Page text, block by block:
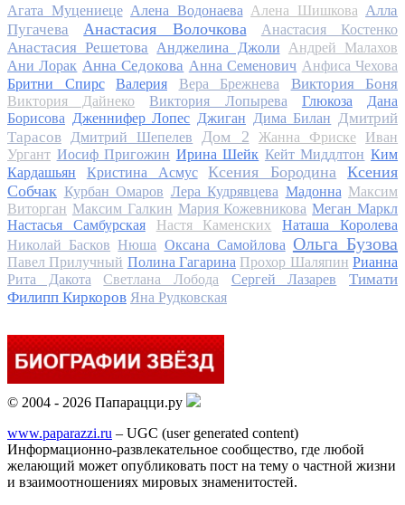
Агата Муцениеце Алена Водонаева Алена Шишкова Алла
Пугачева
Анастасия Волочкова Анастасия Костенко
Анастасия Решетова Анджелина Джоли
Андрей Малахов
Ани Лорак Анна Седокова Анна Семенович Анфиса Чехова
Бритни Спирс
Валерия Вера Брежнева Виктория Боня
Виктория Дайнеко Виктория Лопырева Глюкоза
Дана
Борисова Дженнифер Лопес Джиган Дима Билан Дмитрий
Тарасов
Дмитрий Шепелев Дом 2 Жанна Фриске
Иван
Ургант Иосиф Пригожин Ирина Шейк Кейт Миддлтон Ким
Кардашьян
Кристина Асмус Ксения Бородина
Ксения
Собчак Курбан Омаров Лера Кудрявцева Мадонна Максим
Виторган Максим Галкин Мария Кожевникова Меган Маркл
Настасья Самбурская
Настя Каменских
Наташа Королева
Николай Басков Нюша Оксана Самойлова Ольга Бузова
Павел Прилучный Полина Гагарина Прохор Шаляпин Рианна
Рита Дакота
Светлана Лобода Сергей Лазарев
Тимати
Филипп Киркоров Яна Рудковская
© 2004 - 2026 Папарацци.ру
www.paparazzi.ru – UGC (user generated content)
Информационно-развлекательное сообщество, где любой
желающий может опубликовать пост на тему о частной жизни
и взаимоотношениях мировых знаменитостей.